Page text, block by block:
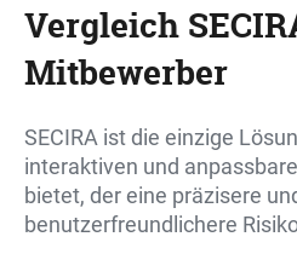
Vergleich
Mitbewerber
SECIRA ist die einzige
interaktiven und
bietet, der eine präzisere
benutzerfreundlichere